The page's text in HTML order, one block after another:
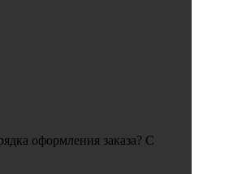
оформления заказа? С